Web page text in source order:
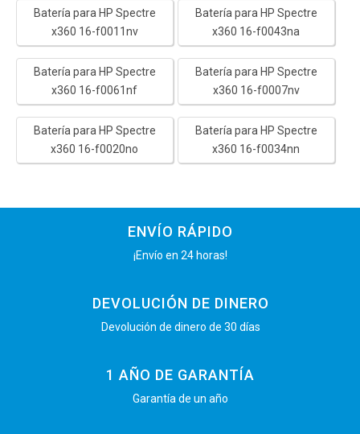
Batería para HP Spectre
x360 16-f0011nv
Batería para HP Spectre
x360 16-f0043na
Batería para HP Spectre
x360 16-f0061nf
Batería para HP Spectre
x360 16-f0007nv
Batería para HP Spectre
x360 16-f0020no
Batería para HP Spectre
x360 16-f0034nn
ENVÍO RÁPIDO
¡Envío en 24 horas!
DEVOLUCIÓN DE DINERO
Devolución de dinero de 30 días
1 AÑO DE GARANTÍA
Garantía de un año